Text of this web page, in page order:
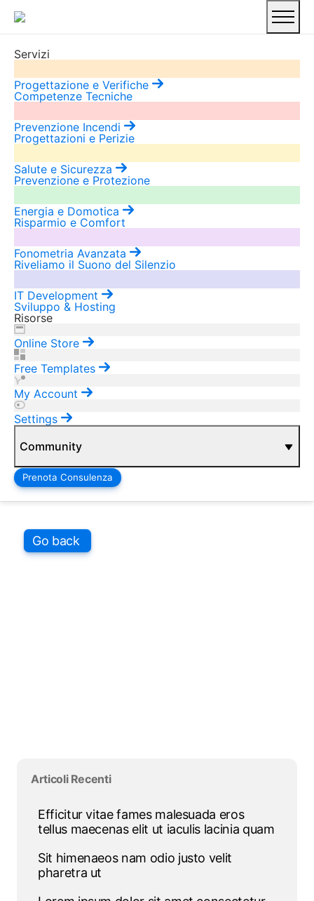
Servizi
Progettazione e Verifiche
Competenze Tecniche
Prevenzione Incendi
Progettazioni e Perizie
Salute e Sicurezza
Prevenzione e Protezione
Energia e Domotica
Risparmio e Comfort
Fonometria Avanzata
Riveliamo il Suono del Silenzio
IT Development
Sviluppo & Hosting
Risorse
Online Store
Free Templates
My Account
Settings
Community
Prenota Consulenza
Go back
Articoli Recenti
Efficitur vitae fames malesuada eros
tellus maecenas elit ut iaculis lacinia quam
Sit himenaeos nam odio justo velit
pharetra ut